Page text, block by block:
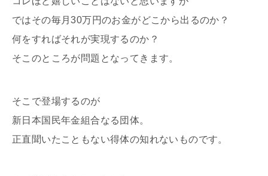
ではその毎月30万円のお金がどこから出るのか？
何をすればそれが実現するのか？
そこのところが問題となってきます。
そこで登場するのが
新日本国民年金組合なる団体。
正直聞いたこともない得体の知れないものです。